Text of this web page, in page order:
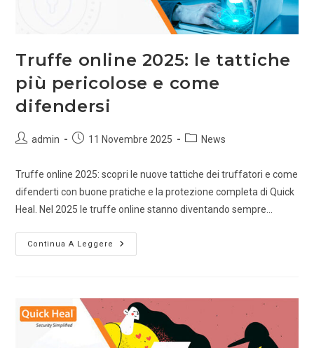
Truffe online 2025: le tattiche
più pericolose e come
difendersi
admin 11 Novembre 2025 News
Truffe online 2025: scopri le nuove tattiche dei truffatori e come
difenderti con buone pratiche e la protezione completa di Quick
Heal. Nel 2025 le truffe online stanno diventando sempre…
Continua A Leggere